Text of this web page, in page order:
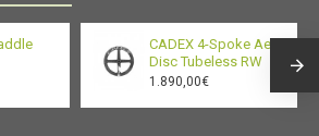
CADEX 4-Spoke Aero
Disc Tubeless RW
1.890,00€